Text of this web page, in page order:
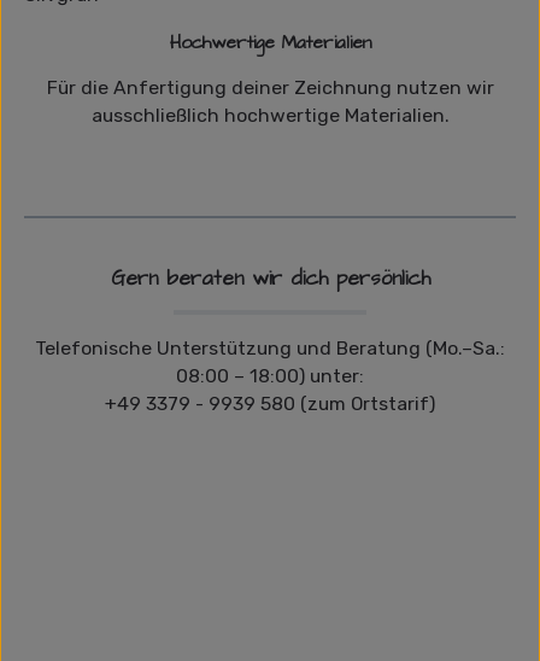
Hochwertige Materialien
Für die Anfertigung deiner Zeichnung nutzen wir
ausschließlich hochwertige Materialien.
Gern beraten wir dich persönlich
Telefonische Unterstützung und Beratung (Mo.–Sa.:
08:00 – 18:00) unter:
+49 3379 - 9939 580 (zum Ortstarif)